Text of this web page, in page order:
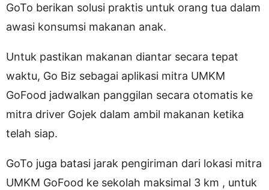
GoTo berikan solusi praktis untuk orang tua dalam
awasi konsumsi makanan anak.
Untuk pastikan makanan diantar secara tepat
waktu, Go Biz sebagai aplikasi mitra UMKM
GoFood jadwalkan panggilan secara otomatis ke
mitra driver Gojek dalam ambil makanan ketika
telah siap.
GoTo juga batasi jarak pengiriman dari lokasi mitra
UMKM GoFood ke sekolah maksimal 3 km , untuk